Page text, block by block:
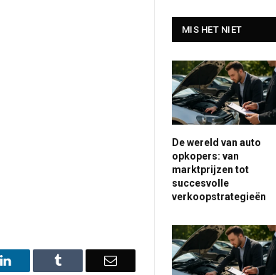
LinkedIn Tumblr Email
MIS HET NIET
De wereld van auto
opkopers: van
marktprijzen tot
succesvolle
verkoopstrategieën